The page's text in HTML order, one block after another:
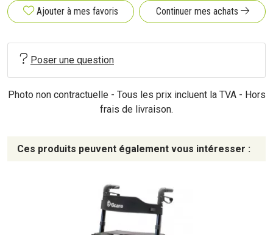
Ajouter à mes favoris Continuer mes achats
Poser une question
Photo non contractuelle - Tous les prix incluent la TVA - Hors
frais de livraison.
Ces produits peuvent également vous intéresser :